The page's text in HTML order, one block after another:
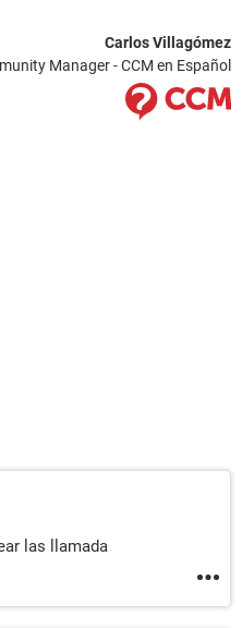
Carlos Villagómez
Manager - CCM en Español
las llamada